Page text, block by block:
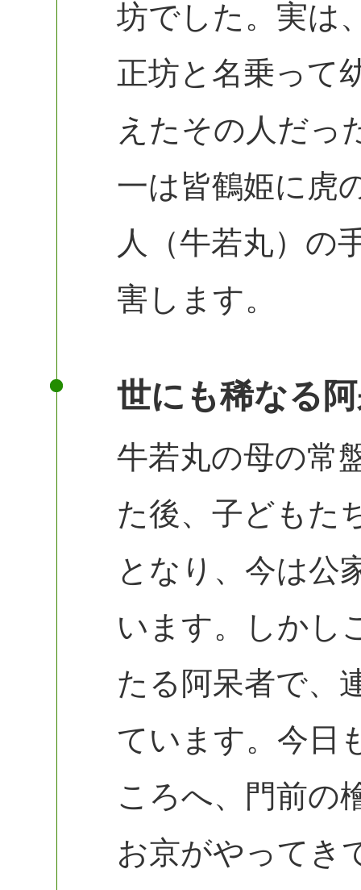
坊でした。実は
正坊と名乗って
えたその人だっ
一は皆鶴姫に虎
人（牛若丸）の
害します。
世にも稀なる
牛若丸の母の常
た後、子どもた
となり、今は公
います。しかし
たる阿呆者で、
ています。今日
ころへ、門前の
お京がやってき